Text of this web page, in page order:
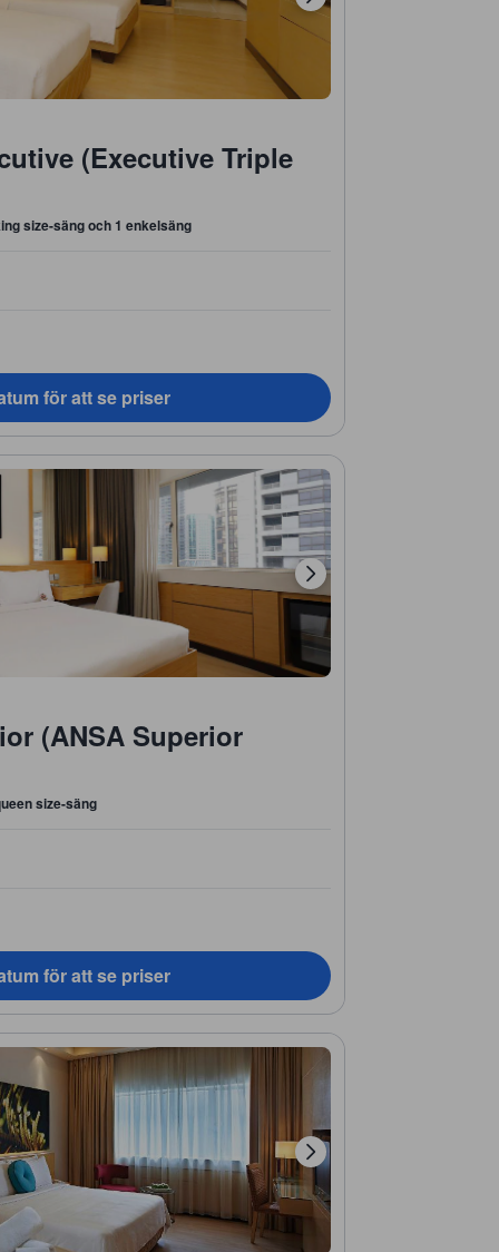
(Executive Triple
size-säng och 1 enkelsäng
för att se priser
(ANSA Superior
size-säng
för att se priser